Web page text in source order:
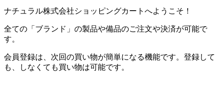
ナチュラル株式会社ショッピングカートへようこそ！
全ての「ブランド」の製品や備品のご注文や決済が可能で
す。
会員登録は、次回の買い物が簡単になる機能です。登録して
も、しなくても買い物は可能です。